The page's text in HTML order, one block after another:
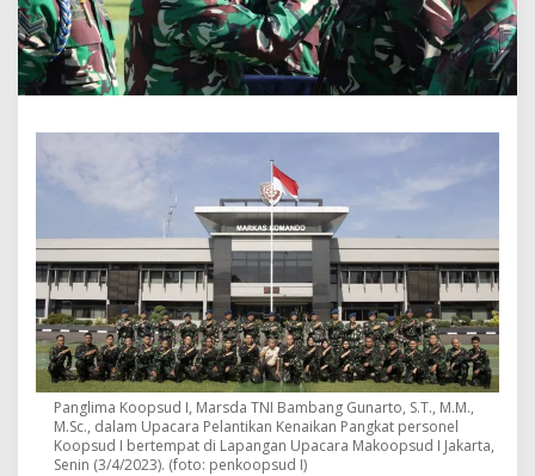
g
k
a
t
,
a
k
o
o
p
s
u
d
I
:
T
a
k
M
Panglima Koopsud I, Marsda TNI Bambang Gunarto, S.T., M.M.,
M.Sc., dalam Upacara Pelantikan Kenaikan Pangkat personel
Koopsud I bertempat di Lapangan Upacara Makoopsud I Jakarta,
Senin (3/4/2023). (foto: penkoopsud I)